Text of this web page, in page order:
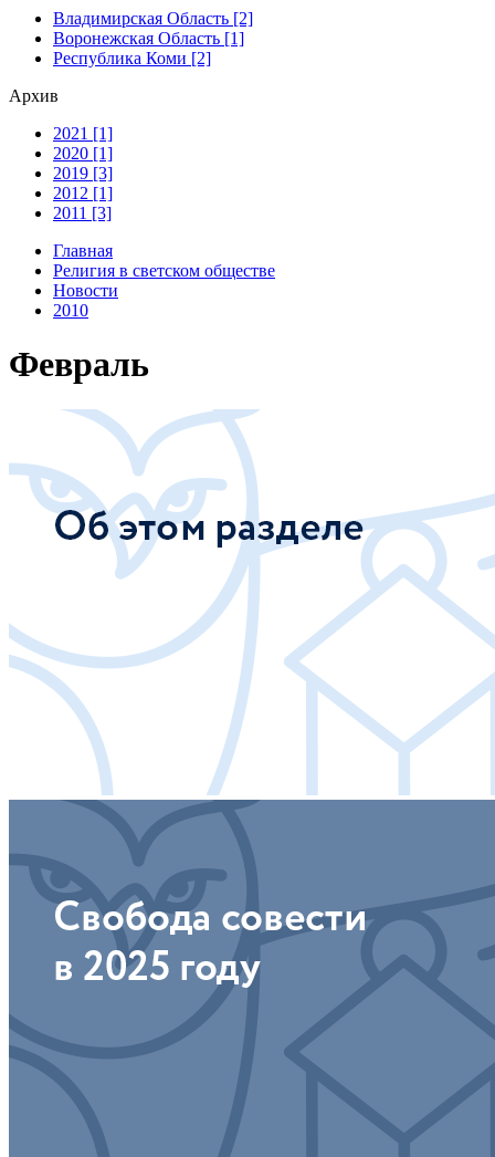
Владимирская Область [2]
Воронежская Область [1]
Республика Коми [2]
Архив
2021 [1]
2020 [1]
2019 [3]
2012 [1]
2011 [3]
Главная
Религия в светском обществе
Новости
2010
Февраль